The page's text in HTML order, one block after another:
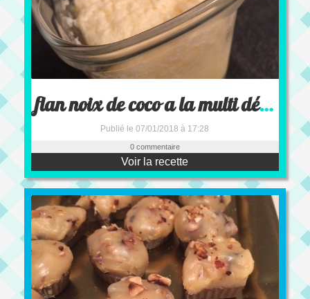
flan noix de coco a la multi délices
Publié le 07/01/2018 à 17:28
0 commentaire
Voir la recette